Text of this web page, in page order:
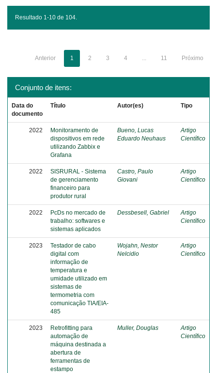
Resultado 1-10 de 104.
Anterior 1 2 3 4 ... 11 Próximo
Conjunto de itens:
Data do
documento
Título Autor(es) Tipo
2022
Monitoramento de
dispositivos em rede
utilizando Zabbix e
Grafana
Bueno, Lucas
Eduardo Neuhaus
Artigo
Científico
2022
SISRURAL - Sistema
de gerenciamento
financeiro para
produtor rural
Castro, Paulo
Giovani
Artigo
Científico
2022
PcDs no mercado de
trabalho: softwares e
sistemas aplicados
Dessbesell, Gabriel
Artigo
Científico
2023
Testador de cabo
digital com
informação de
temperatura e
umidade utilizado em
sistemas de
termometria com
comunicação TIA/EIA-
485
Wojahn, Nestor
Nelcidio
Artigo
Científico
2023
Retrofitting para
automação de
máquina destinada a
abertura de
ferramentas de
estampo
Muller, Douglas
Artigo
Científico